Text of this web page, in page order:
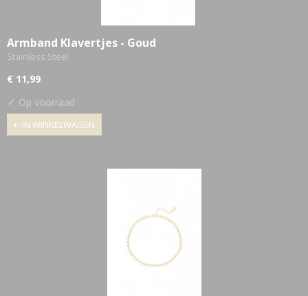
Armband Klavertjes - Goud
Stainless Steel
€ 11,99
✓ Op voorraad
IN WINKELWAGEN